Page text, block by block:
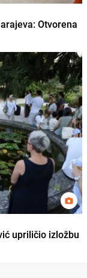
Otvorena
upriličio izložbu